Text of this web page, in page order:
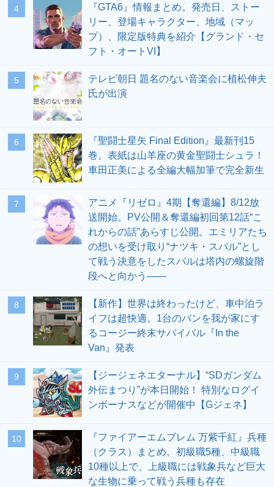
4
『GTA6』情報まとめ。発売日、ストー
リー、登場キャラクター、地域（マッ
プ）、限定版特典を紹介【グランド・セ
フト・オートVI】
5
テレビ朝日 題名のない音楽会に植松伸夫
氏が出演
6
『聖闘士星矢 Final Edition』最新刊15
巻。表紙は山羊座の黄金聖闘士シュラ！
車田正美による全編大幅加筆で完全新生
7
アニメ『リゼロ』4期【奪還編】8/12放
送開始。PV公開＆奪還編初回第12話“こ
れからの話”あらすじ公開。エミリアたち
の想いを受け取り“ナツキ・スバル”とし
て戦う決意をしたスバルは塔内の螺旋階
段へと向かう――
8
【新作】世界は終わったけど、車中泊ラ
イフは超快適。1台のバンを我が家にす
るコージー終末サバイバル『In the
Van』発表
9
【ジージェネエターナル】“SDガンダム
外伝まつり”が本日開始！ 特別なログイ
ンボーナスなどが開催中【Gジェネ】
10
『ファイアーエムブレム 万紫千紅』兵種
（クラス）まとめ。初級職5種、中級職
10種以上で、上級職には戦象兵など巨大
な生物に乗って戦う兵種も存在